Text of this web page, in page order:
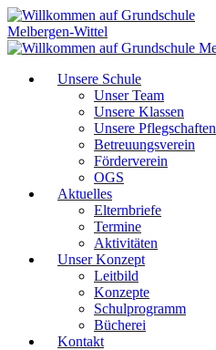
Unsere Schule
Unser Team
Unsere Klassen
Unsere Pflegschaften
Betreuungsverein
Förderverein
OGS
Aktuelles
Elternbriefe
Termine
Aktivitäten
Unser Konzept
Leitbild
Konzepte
Schulprogramm
Bücherei
Kontakt